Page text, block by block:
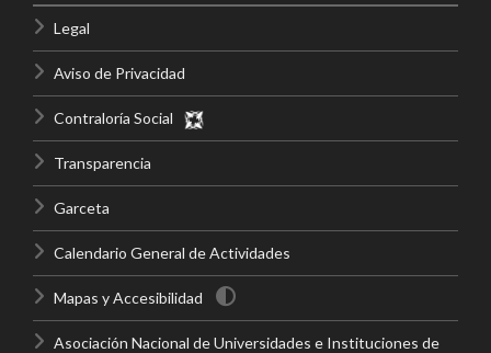
Legal
Aviso de Privacidad
Contraloría Social
Transparencia
Garceta
Calendario General de Actividades
Mapas y Accesibilidad
Asociación Nacional de Universidades e Instituciones de